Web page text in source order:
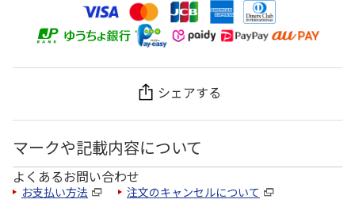
シェアする
マークや記載内容について
よくあるお問い合わせ
お支払い方法 注文のキャンセルについて